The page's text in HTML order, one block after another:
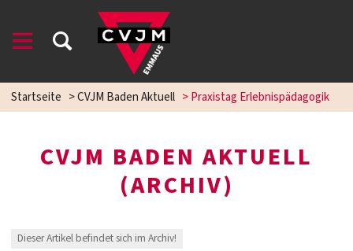
Startseite >CVJM Baden Aktuell >Praxistag Erlebnispädagogik
CVJM BADEN AKTUELL
(ARCHIV)
Dieser Artikel befindet sich im Archiv!